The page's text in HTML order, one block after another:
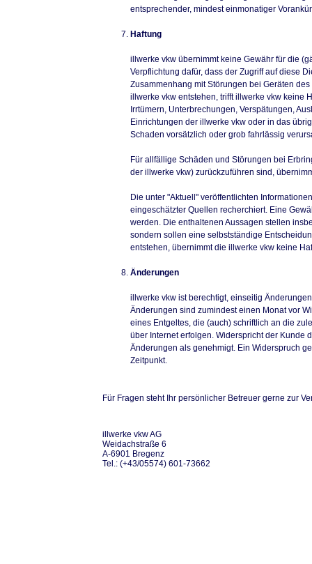
entsprechender, mindest einmonatiger
Haftung
illwerke vkw übernimmt keine Gewähr für die
Verpflichtung dafür, dass der Zugriff auf diese
Zusammenhang mit Störungen bei Geräten
illwerke vkw entstehen, trifft illwerke vkw keine
Irrtümern, Unterbrechungen, Verspätungen,
Einrichtungen der illwerke vkw oder in das
Schaden vorsätzlich oder grob fahrlässig
Für allfällige Schäden und Störungen bei
der illwerke vkw) zurückzuführen sind,
Die unter "Aktuell" veröffentlichten
eingeschätzter Quellen recherchiert. Eine
werden. Die enthaltenen Aussagen stellen
sondern sollen eine selbstständige
entstehen, übernimmt die illwerke vkw keine
Änderungen
illwerke vkw ist berechtigt, einseitig
Änderungen sind zumindest einen Monat vor
eines Entgeltes, die (auch) schriftlich an die
über Internet erfolgen. Widerspricht der Kunde
Änderungen als genehmigt. Ein Widerspruch
Zeitpunkt.
Für Fragen steht Ihr persönlicher Betreuer gerne zur
illwerke vkw AG
Weidachstraße 6
A-6901 Bregenz
Tel.: (+43/05574) 601-73662